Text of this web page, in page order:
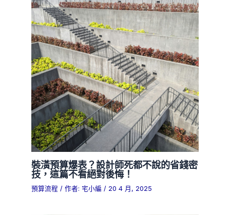
裝潢預算爆表？設計師死都不說的省錢密
技，這篇不看絕對後悔！
預算流程 / 作者: 宅小編/ 20 4 月, 2025